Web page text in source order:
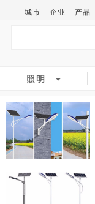
城市 企业 产品
照明